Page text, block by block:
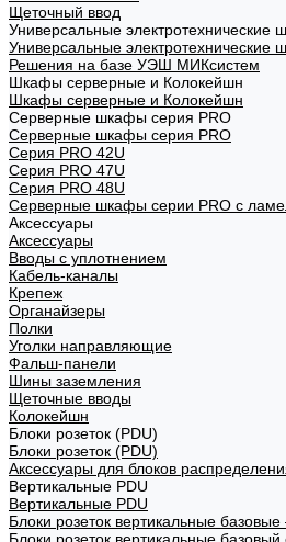
Щеточный ввод
Универсальные электротехнические
Универсальные электротехнические
Решения на базе УЭШ МИКсистем
Шкафы серверные и Колокейшн
Шкафы серверные и Колокейшн
Серверные шкафы серия PRO
Серверные шкафы серия PRO
Серия PRO 42U
Серия PRO 47U
Серия PRO 48U
Серверные шкафы серии PRO с
Аксессуары
Аксессуары
Вводы с уплотнением
Кабель-каналы
Крепеж
Органайзеры
Полки
Уголки направляющие
Фальш-панели
Шины заземления
Щеточные вводы
Колокейшн
Блоки розеток (PDU)
Блоки розеток (PDU)
Аксессуары для блоков
Вертикальные PDU
Вертикальные PDU
Блоки розеток вертикальные